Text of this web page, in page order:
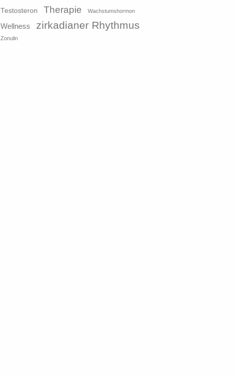
Testosteron Therapie Wachstumshormon
Wellness zirkadianer Rhythmus
Zonulin